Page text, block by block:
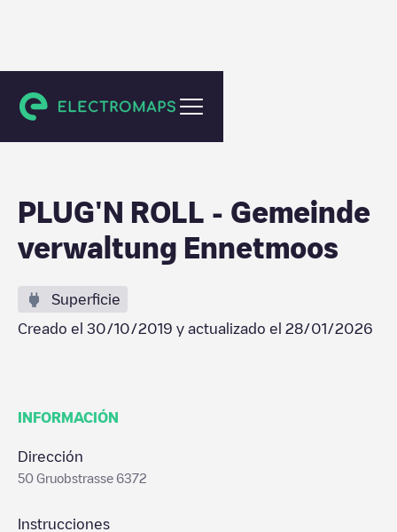
Ennetmoos
PLUG'N ROLL - Gemeinde
verwaltung Ennetmoos
Superficie
Creado el 30/10/2019 y actualizado el 28/01/2026
INFORMACIÓN
Dirección
50 Gruobstrasse 6372
Instrucciones